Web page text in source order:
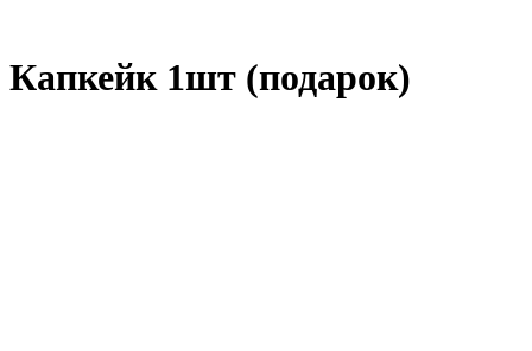
Капкейк 1шт (подарок)